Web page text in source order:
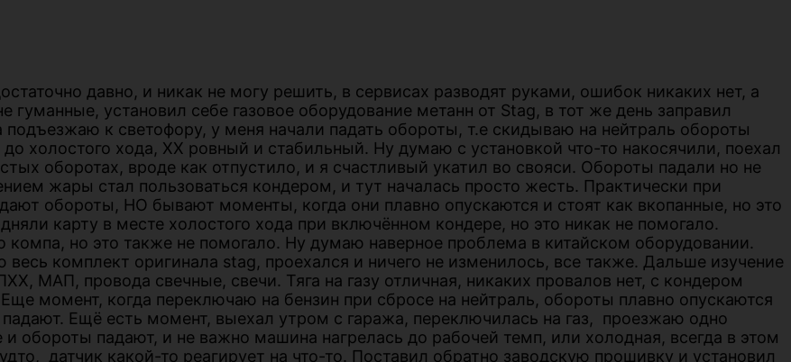
давно, и никак не могу решить, в сервисах разводят руками, ошибок никаких нет, а
установил себе газовое оборудование метанн от Stag, в тот же день заправил
подъезжаю к светофору, у меня начали падать обороты, т.е скидываю на нейтраль обороты
холостого хода, ХХ ровный и стабильный. Ну думаю с установкой что-то накосячили, поехал
оборотах, вроде как отпустило, и я счастливый укатил во свояси. Обороты падали но не
жары стал пользоваться кондером, и тут началась просто жесть. Практически при
обороты, НО бывают моменты, когда они плавно опускаются и стоят как вкопанные, но это
карту в месте холостого хода при включённом кондере, но это никак не помогало.
но это также не помогало. Ну думаю наверное проблема в китайском оборудовании.
весь комплект оригинала stag, проехался и ничего не изменилось, все также. Дальше изучение
МАП, провода свечные, свечи. Тяга на газу отличная, никаких провалов нет, с кондером
момент, когда переключаю на бензин при сбросе на нейтраль, обороты плавно опускаются
падают. Ещё есть момент, выехал утром с гаража, переключилась на газ, проезжаю одно
падают, и не важно машина нагрелась до рабочей темп, или холодная, всегда в этом
датчик какой-то реагирует на что-то. Поставил обратно заводскую прошивку и установил